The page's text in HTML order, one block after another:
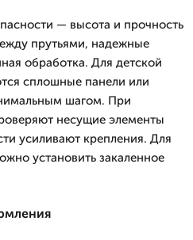
— высота и прочность
прутьями, надежные
обработка. Для детской
сплошные панели или
шагом. При
несущие элементы
усиливают крепления. Для
установить закаленное